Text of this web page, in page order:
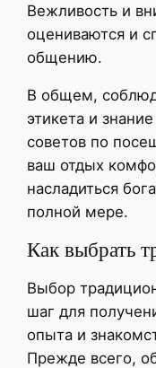
Вежливость и
оцениваются и
общению.
В общем,
этикета и
советов по
ваш отдых
насладиться
полной мере.
Как выбрать
Выбор
шаг для
опыта и
Прежде всего,